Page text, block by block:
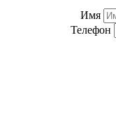
Имя
Телефон